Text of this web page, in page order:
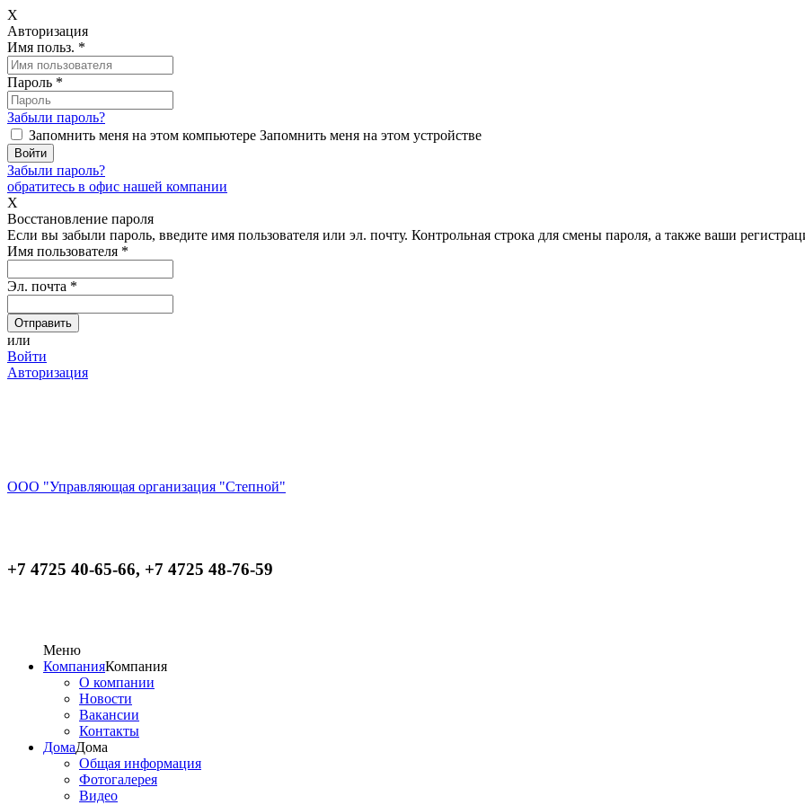
X
Авторизация
Имя польз. *
Пароль *
Забыли пароль?
Запомнить меня на этом компьютере Запомнить меня на этом устройстве
Забыли пароль?
обратитесь в офис нашей компании
X
Восстановление пароля
Если вы забыли пароль, введите имя пользователя или эл. почту. Контрольная строка для смены пароля, а также ваши
Имя пользователя *
Эл. почта *
или
Войти
Авторизация
ООО "Управляющая организация "Степной"
+7 4725 40-65-66, +7 4725 48-76-59
Меню
КомпанияКомпания
О компании
Новости
Вакансии
Контакты
ДомаДома
Общая информация
Фотогалерея
Видео